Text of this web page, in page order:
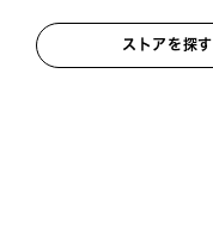
ストアを探す